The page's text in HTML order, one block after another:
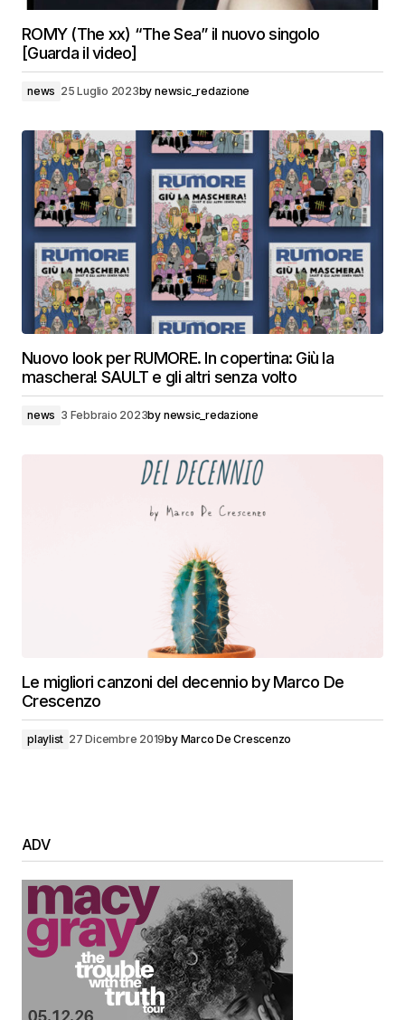
ROMY (The xx) “The Sea” il nuovo singolo
[Guarda il video]
news 25 Luglio 2023by newsic_redazione
Nuovo look per RUMORE. In copertina: Giù la
maschera! SAULT e gli altri senza volto
news 3 Febbraio 2023by newsic_redazione
Le migliori canzoni del decennio by Marco De
Crescenzo
playlist 27 Dicembre 2019by Marco De Crescenzo
ADV